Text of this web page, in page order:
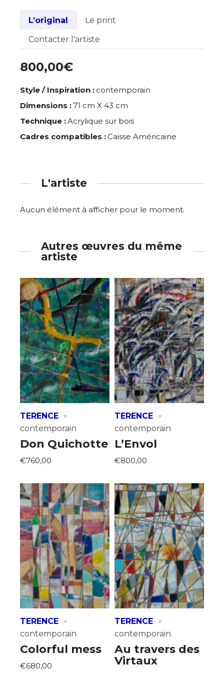
L’original
Le print
Contacter l'artiste
800,00€
Style / Inspiration : contemporain
Dimensions :71 cm X 43 cm
Technique :Acrylique sur bois
Cadres compatibles : Caisse Américaine
L'artiste
Aucun élément à afficher pour le moment.
Autres œuvres du même
artiste
TERENCE ·
contemporain
Don Quichotte
€760,00
TERENCE ·
contemporain
L’Envol
€800,00
TERENCE ·
contemporain
Colorful mess
€680,00
TERENCE ·
contemporain
Au travers des
Virtaux